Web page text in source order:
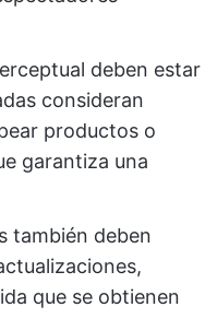
deben estar
consideran
productos o
garantiza una
también deben
que se obtienen